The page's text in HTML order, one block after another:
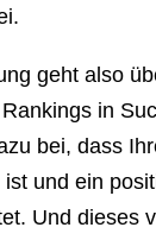
geht also
in
bei, dass
und ein
Und dieses